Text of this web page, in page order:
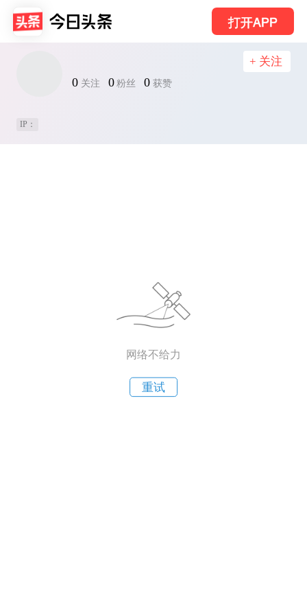
打开APP
0 关注 0 粉丝 0 获赞
+ 关注
IP：
网络不给力
重试